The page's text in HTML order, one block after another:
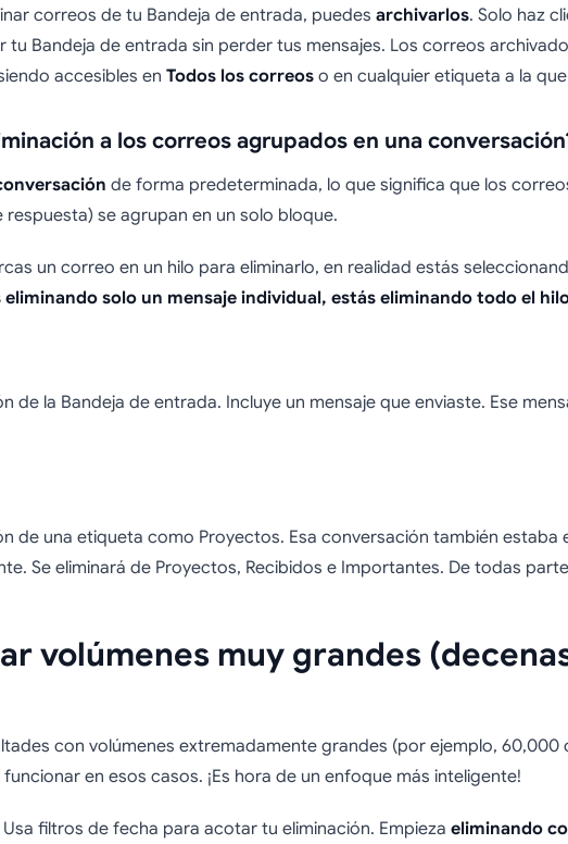
correos de tu Bandeja de entrada, puedes archivarlos. Solo haz
tu Bandeja de entrada sin perder tus mensajes. Los correos
accesibles en Todos los correoso en cualquier etiqueta a la
a los correos agrupados en una
de forma predeterminada, lo que significa que los
respuesta) se agrupan en un solo bloque.
un correo en un hilo para eliminarlo, en realidad estás
eliminando solo un mensaje individual, estás eliminando todo el
de la Bandeja de entrada. Incluye un mensaje que enviaste. Ese
de una etiqueta como Proyectos. Esa conversación también estaba
Se eliminará de Proyectos, Recibidos e Importantes. De todas
volúmenes muy grandes
con volúmenes extremadamente grandes (por ejemplo,
en esos casos. ¡Es hora de un enfoque más inteligente!
Usa filtros de fecha para acotar tu eliminación. Empieza eliminando